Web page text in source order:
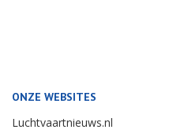
ONZE WEBSITES
Luchtvaartnieuws.nl